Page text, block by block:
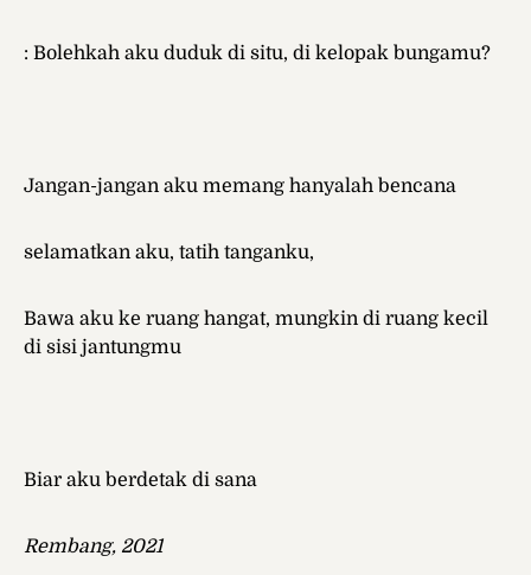
: Bolehkah aku duduk di situ, di kelopak bungamu?
Jangan-jangan aku memang hanyalah bencana
selamatkan aku, tatih tanganku,
Bawa aku ke ruang hangat, mungkin di ruang kecil
di sisi jantungmu
Biar aku berdetak di sana
Rembang, 2021